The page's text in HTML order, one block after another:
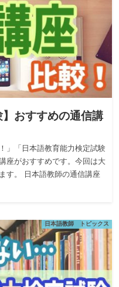
】おすすめの通信講
」「日本語教育能力検定試験
座がおすすめです。今回は大
す。 日本語教師の通信講座
日本語教師 トピックス